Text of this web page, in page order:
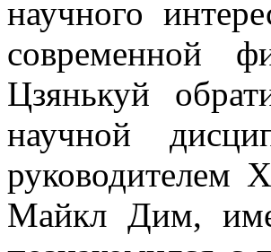
научного
современной
Цзянькуй
научной
руководителем
Майкл Дим,